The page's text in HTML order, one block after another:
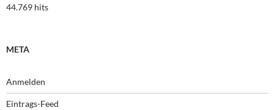
44.769 hits
META
Anmelden
Eintrags-Feed